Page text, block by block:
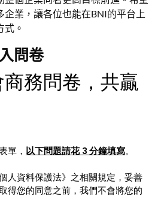
企業，讓各位也能在BNI的平台上
式。
問卷